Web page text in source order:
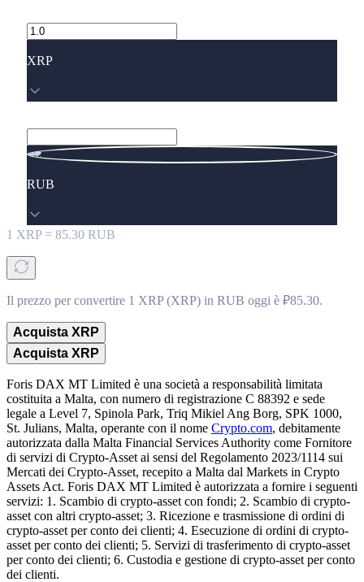
XRP
RUB
1 XRP = 85.30 RUB
Il prezzo per convertire 1 XRP (XRP) in RUB oggi è ₽85.30.
Acquista XRP
Acquista XRP
Foris DAX MT Limited è una società a responsabilità limitata
costituita a Malta, con numero di registrazione C 88392 e sede
legale a Level 7, Spinola Park, Triq Mikiel Ang Borg, SPK 1000,
St. Julians, Malta, operante con il nome Crypto.com, debitamente
autorizzata dalla Malta Financial Services Authority come Fornitore
di servizi di Crypto-Asset ai sensi del Regolamento 2023/1114 sui
Mercati dei Crypto-Asset, recepito a Malta dal Markets in Crypto
Assets Act. Foris DAX MT Limited è autorizzata a fornire i seguenti
servizi: 1. Scambio di crypto-asset con fondi; 2. Scambio di crypto-
asset con altri crypto-asset; 3. Ricezione e trasmissione di ordini di
crypto-asset per conto dei clienti; 4. Esecuzione di ordini di crypto-
asset per conto dei clienti; 5. Servizi di trasferimento di crypto-asset
per conto dei clienti; 6. Custodia e gestione di crypto-asset per conto
dei clienti.